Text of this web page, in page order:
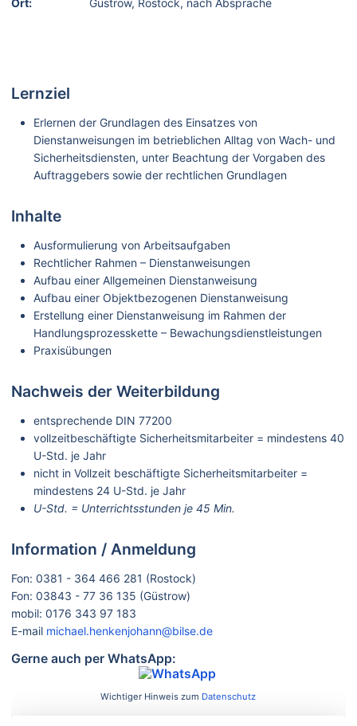
Ort: Güstrow, Rostock, nach Absprache
Lernziel
Erlernen der Grundlagen des Einsatzes von
Dienstanweisungen im betrieblichen Alltag von Wach- und
Sicherheitsdiensten, unter Beachtung der Vorgaben des
Auftraggebers sowie der rechtlichen Grundlagen
Inhalte
Ausformulierung von Arbeitsaufgaben
Rechtlicher Rahmen – Dienstanweisungen
Aufbau einer Allgemeinen Dienstanweisung
Aufbau einer Objektbezogenen Dienstanweisung
Erstellung einer Dienstanweisung im Rahmen der
Handlungsprozesskette – Bewachungsdienstleistungen
Praxisübungen
Nachweis der Weiterbildung
entsprechende DIN 77200
vollzeitbeschäftigte Sicherheitsmitarbeiter = mindestens 40
U-Std. je Jahr
nicht in Vollzeit beschäftigte Sicherheitsmitarbeiter =
mindestens 24 U-Std. je Jahr
U-Std. = Unterrichtsstunden je 45 Min.
Information / Anmeldung
Fon: 0381 - 364 466 281 (Rostock)
Fon: 03843 - 77 36 135 (Güstrow)
mobil: 0176 343 97 183
E-mail michael.henkenjohann@bilse.de
Gerne auch per WhatsApp:
Wichtiger Hinweis zum Datenschutz